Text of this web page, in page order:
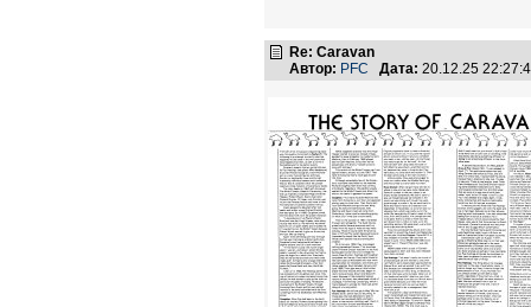
Re: Caravan
Автор: PFC Дата: 20.12.25